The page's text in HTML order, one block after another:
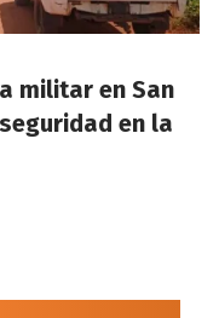
militar en San
en la